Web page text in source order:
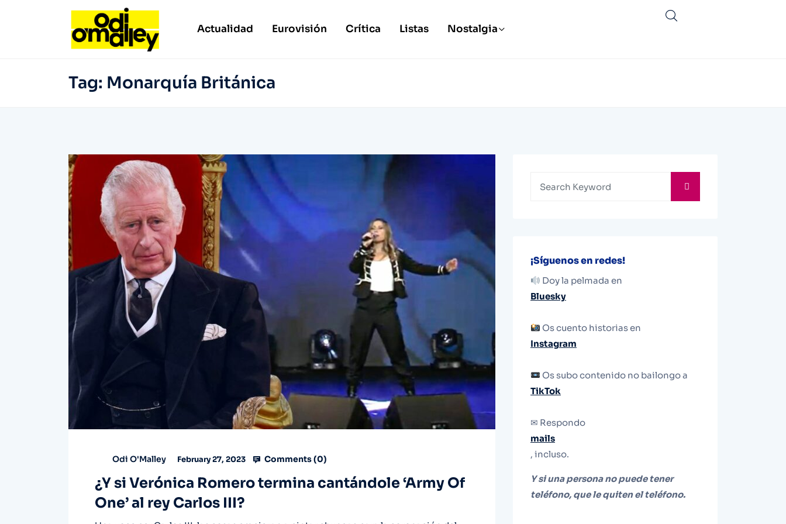
Actualidad Eurovisión Crítica Listas Nostalgia
Tag: Monarquía Británica
Odi O'Malley February 27, 2023 Comments (0)
¿Y si Verónica Romero termina cantándole ‘Army Of
One’ al rey Carlos III?
¡Síguenos en redes!
Doy la pelmada en
Bluesky
Os cuento historias en
Instagram
Os subo contenido no bailongo a
TikTok
✉ Respondo
mails
, incluso.
Y si una persona no puede tener
teléfono, que le quiten el teléfono.